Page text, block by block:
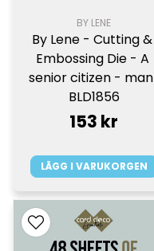
BY LENE
By Lene - Cutting &
Embossing Die - A
senior citizen - man
BLD1856
153 kr
LÄGG I VARUKORGEN